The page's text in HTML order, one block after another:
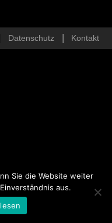
Datenschutz Kontakt
Sie die Website weiter
aus.